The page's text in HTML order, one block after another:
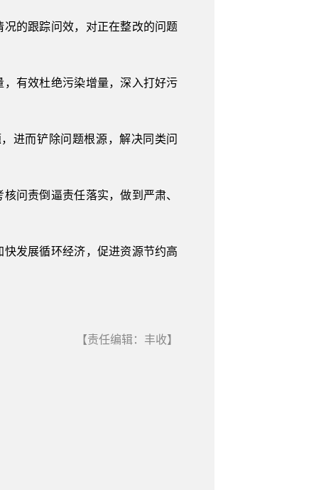
的跟踪问效，对正在整改的问题
有效杜绝污染增量，深入打好污
进而铲除问题根源，解决同类问
问责倒逼责任落实，做到严肃、
发展循环经济，促进资源节约高
【责任编辑：丰收】